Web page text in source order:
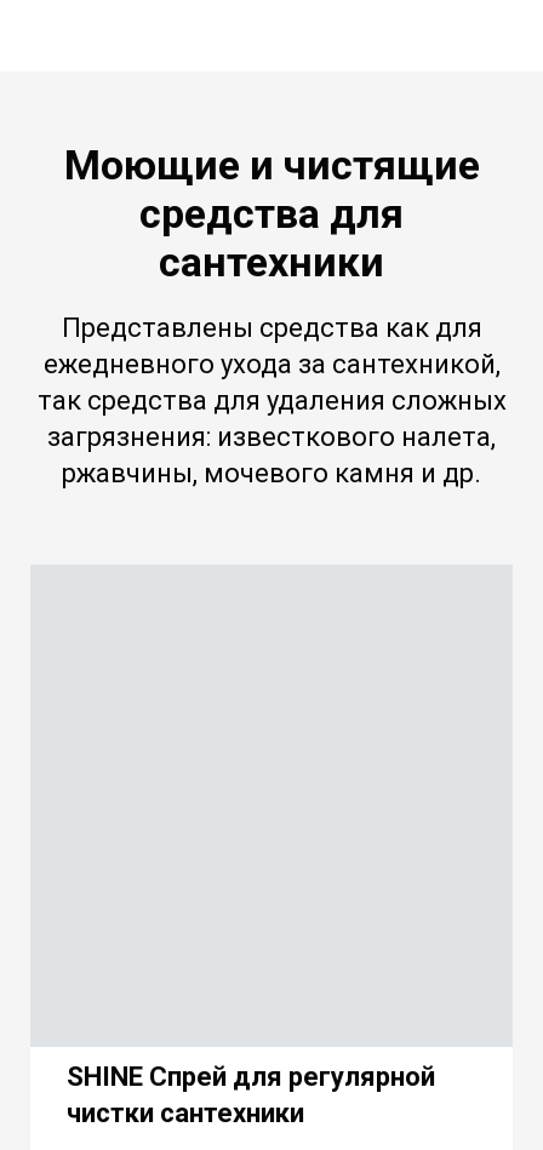
Моющие и чистящие
средства для
сантехники
Представлены средства как для
ежедневного ухода за сантехникой,
так средства для удаления сложных
загрязнения: известкового налета,
ржавчины, мочевого камня и др.
SHINE Спрей для регулярной
чистки сантехники